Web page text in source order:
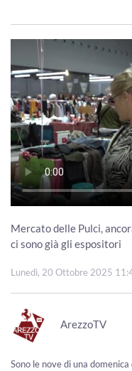
Mercato delle Pulci,
ci sono già gli espositori
Lunedì, 20 Ottobre 2025
ArezzoTV
Sono le nove di una